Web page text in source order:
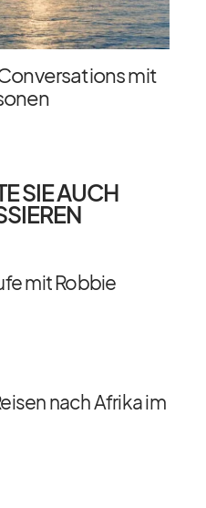
mit
SIE AUCH
mit Robbie
nach Afrika im